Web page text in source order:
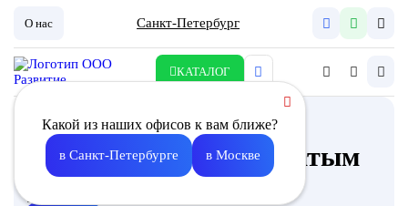
О нас Санкт-Петербург
КАТАЛОГ
Какой из наших офисов к вам ближе?
в Санкт-Петербурге в Москве
Приточно-вытяжная
установка с пластинчатым
рекуператором